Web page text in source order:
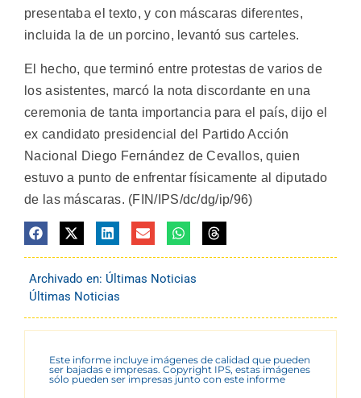
presentaba el texto, y con máscaras diferentes,
incluida la de un porcino, levantó sus carteles.
El hecho, que terminó entre protestas de varios de
los asistentes, marcó la nota discordante en una
ceremonia de tanta importancia para el país, dijo el
ex candidato presidencial del Partido Acción
Nacional Diego Fernández de Cevallos, quien
estuvo a punto de enfrentar físicamente al diputado
de las máscaras. (FIN/IPS/dc/dg/ip/96)
Archivado en: Últimas Noticias
Últimas Noticias
Este informe incluye imágenes de calidad que pueden
ser bajadas e impresas. Copyright IPS, estas imágenes
sólo pueden ser impresas junto con este informe